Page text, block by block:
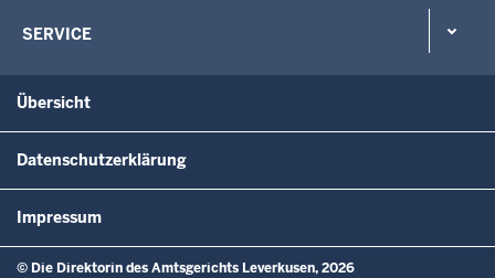
SERVICE
Übersicht
Datenschutzerklärung
Impressum
© Die Direktorin des Amtsgerichts Leverkusen, 2026